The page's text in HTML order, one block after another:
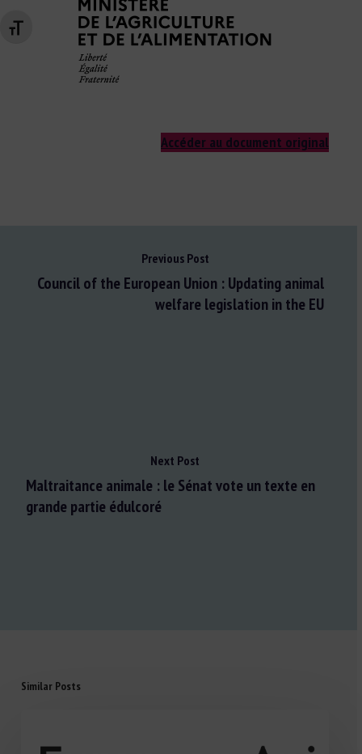
Changer la taille de la police
Accéder au document original
Previous Post
Council of the European Union : Updating animal
welfare legislation in the EU
Next Post
Maltraitance animale : le Sénat vote un texte en
grande partie édulcoré
Similar Posts